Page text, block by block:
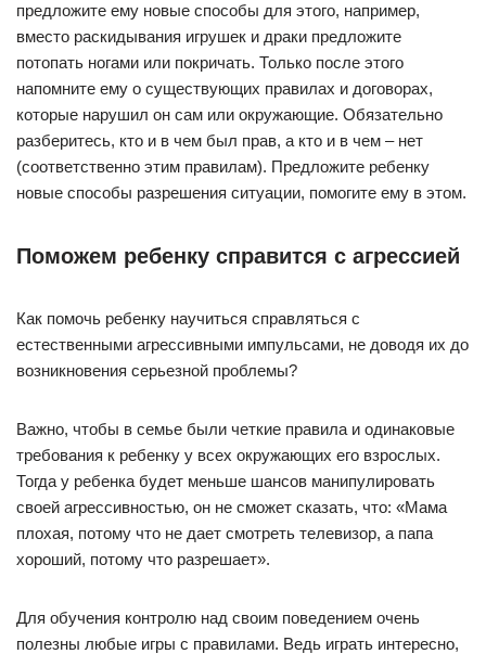
предложите ему новые способы для этого, например,
вместо раскидывания игрушек и драки предложите
потопать ногами или покричать. Только после этого
напомните ему о существующих правилах и договорах,
которые нарушил он сам или окружающие. Обязательно
разберитесь, кто и в чем был прав, а кто и в чем – нет
(соответственно этим правилам). Предложите ребенку
новые способы разрешения ситуации, помогите ему в этом.
Поможем ребенку справится с агрессией
Как помочь ребенку научиться справляться с
естественными агрессивными импульсами, не доводя их до
возникновения серьезной проблемы?
Важно, чтобы в семье были четкие правила и одинаковые
требования к ребенку у всех окружающих его взрослых.
Тогда у ребенка будет меньше шансов манипулировать
своей агрессивностью, он не сможет сказать, что: «Мама
плохая, потому что не дает смотреть телевизор, а папа
хороший, потому что разрешает».
Для обучения контролю над своим поведением очень
полезны любые игры с правилами. Ведь играть интересно,